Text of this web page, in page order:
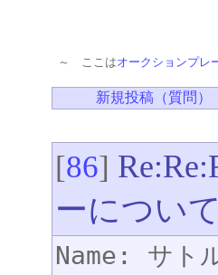
～ ここはオークションプレ
新規投稿（質問）
[86]
ーについて
Name: サト